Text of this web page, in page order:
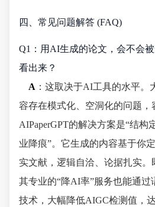
四、常见问题解答 (FAQ)
Q1：用AI生成的论文，会不会
看出来？
A ：这取决于AI工具的水平
容存在模式化、空洞化的问题，
AIPaperGPT的解决方案是“结构
业降痕”。它生成的内容基于你
实文献，逻辑自洽、论据扎实。
其专业的“降AI率”服务也能通
技术，大幅降低AIGC检测值，